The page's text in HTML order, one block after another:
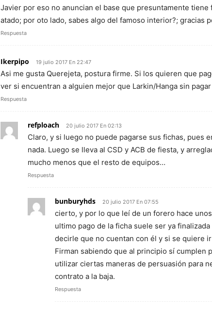
Javier por eso no anuncian el base que presuntamente tiene
atado; por oto lado, sabes algo del famoso interior?; gracias
Respuesta
Ikerpipo 19 julio 2017 En 22:47
Asi me gusta Querejeta, postura firme. Si los quieren que
ver si encuentran a alguien mejor que Larkin/Hanga sin
Respuesta
refploach 20 julio 2017 En 02:13
Claro, y si luego no puede pagarse sus fichas, pues
nada. Luego se lleva al CSD y ACB de fiesta, y
mucho menos que el resto de equipos…
Respuesta
bunburyhds 20 julio 2017 En 07:55
cierto, y por lo que leí de un forero hace
ultimo pago de la ficha suele ser ya
decirle que no cuentan con él y si se quiere
Firman sabiendo que al principio sí cumplen
utilizar ciertas maneras de persuasión para
contrato a la baja.
Respuesta